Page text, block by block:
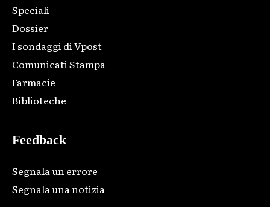
Speciali
Dossier
I sondaggi di Vpost
Comunicati Stampa
Farmacie
Biblioteche
Feedback
Segnala un errore
Segnala una notizia